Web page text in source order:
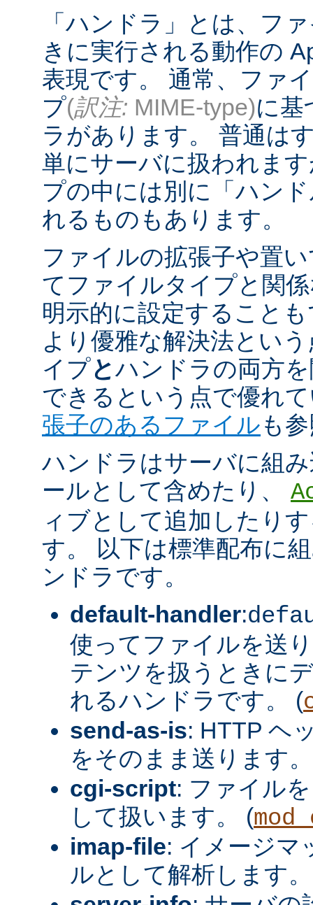
「ハンドラ」とは、フ
きに実行される動作の
表現です。 通常、ファ
プ(訳注: MIME-type)に基
ラがあります。 普通は
単にサーバに扱われま
プの中には別に「ハン
れるものもあります。
ファイルの拡張子や置
てファイルタイプと関
明示的に設定すること
より優雅な解決法とい
イプとハンドラの両方
できるという点で優れ
張子のあるファイルも
ハンドラはサーバに組
ールとして含めたり、
ィブとして追加したり
す。 以下は標準配布に
ンドラです。
default-handler:
使ってファイルを送
テンツを扱うときに
れるハンドラです。 (
send-as-is: HTTP ヘ
をそのまま送ります
cgi-script: ファイル
して扱います。 (
imap-file: イメージマ
ルとして解析します